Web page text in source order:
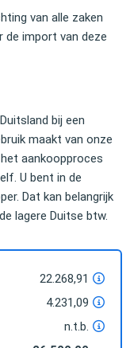
van alle zaken
de import van deze
bij een
maakt van onze
aankoopproces
U bent in de
Dat kan belangrijk
lagere Duitse btw.
22.268,91
4.231,09
n.t.b.